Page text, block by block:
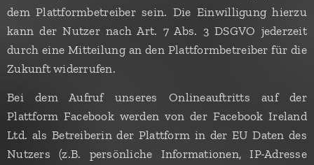
dem Plattformbetreiber sein. Die Einwilligung hierzu
kann der Nutzer nach Art. 7 Abs. 3 DSGVO jederzeit
durch eine Mitteilung an den Plattformbetreiber für die
Zukunft widerrufen.
Bei dem Aufruf unseres Onlineauftritts auf der
Plattform Facebook werden von der Facebook Ireland
Ltd. als Betreiberin der Plattform in der EU Daten des
Nutzers (z.B. persönliche Informationen, IP-Adresse